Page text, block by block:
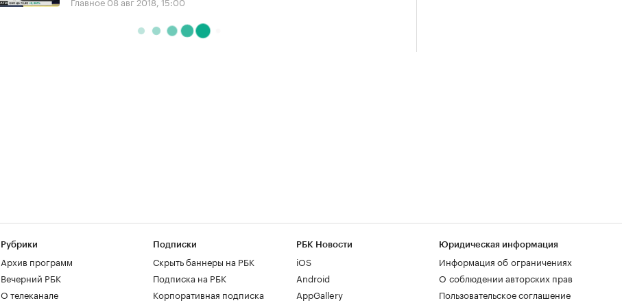
Рубрики
Архив программ
Вечерний РБК
О телеканале
Подписки
Скрыть баннеры на РБК
Подписка на РБК
Корпоративная подписка
РБК Новости
iOS
Android
AppGallery
Юридическая информация
Информация об ограничениях
О соблюдении авторских прав
Пользовательское соглашение